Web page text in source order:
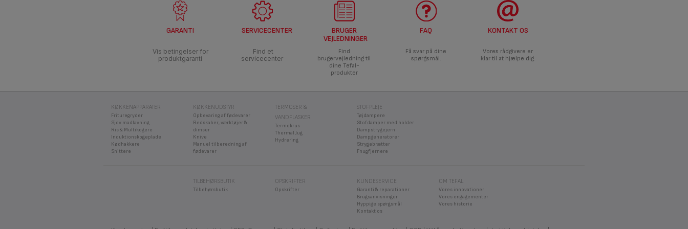
GARANTI
Vis betingelser for
produktgaranti
SERVICECENTER
Find et
servicecenter
BRUGER
VEJLEDNINGER
Find
brugervejledning til
dine Tefal-
produkter
FAQ
Få svar på dine
spørgsmål.
KONTAKT OS
Vores rådgivere er
klar til at hjælpe dig.
KØKKENAPPARATER
Frituregryder
Sjov madlavning
Ris & Multikogere
Induktionskogeplade
Kødhakkere
Snittere
KØKKENUDSTYR
Opbevaring af fødevarer
Redskaber, værktøjer &
dimser
Knive
Manuel tilberedning af
fødevarer
TERMOSER &
VANDFLASKER
Termokrus
Thermal Jug
Hydrering
STOFPLEJE
Tøjdampere
Stofdamper med holder
Dampstrygejern
Dampgeneratorer
Strygebrætter
Fnugfjernere
TILBEHØRSBUTIK
Tilbehørsbutik
OPSKRIFTER
Opskrifter
KUNDESERVICE
Garanti & reparationer
Brugsanvisninger
Hyppige spørgsmål
Kontakt os
OM TEFAL
Vores innovationer
Vores engagementer
Vores historie